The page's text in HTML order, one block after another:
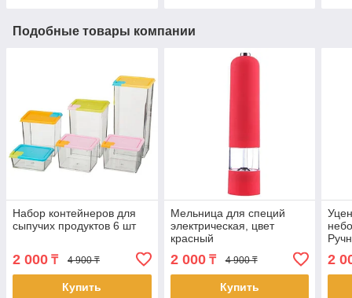
Подобные товары компании
Набор контейнеров для
сыпучих продуктов 6 шт
2 000 ₸ 4 900 ₸
Купить
Мельница для специй
электрическая, цвет
красный
2 000₸ 4 900 ₸
Купить
2